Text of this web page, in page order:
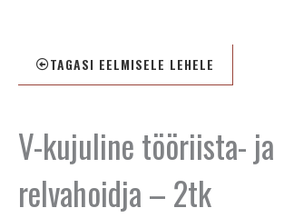
TAGASI EELMISELE LEHELE
V-kujuline tööriista- ja
relvahoidja – 2tk